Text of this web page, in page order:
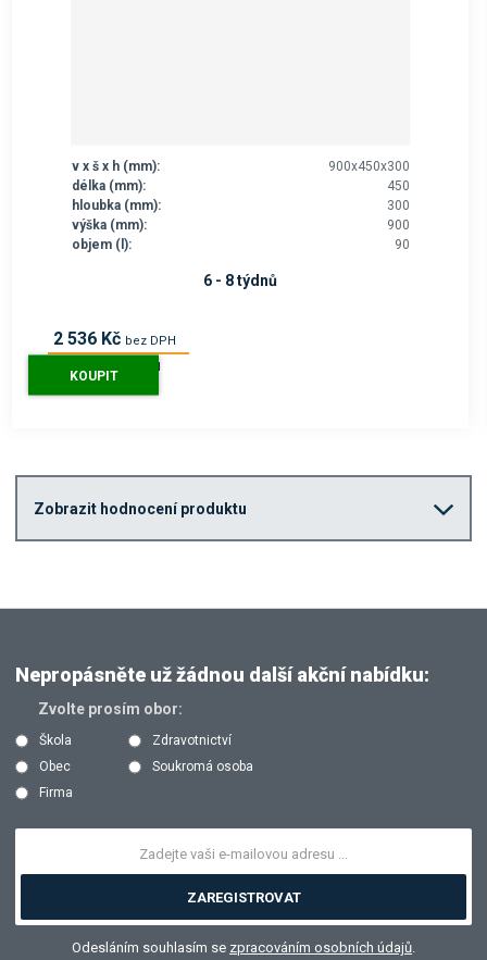
v x š x h (mm):
900x450x300
délka (mm):
450
hloubka (mm):
300
výška (mm):
900
objem (l):
90
2 536 Kč bez DPH
s DPH
6 - 8 týdnů
KOUPIT
Zobrazit hodnocení produktu
Nepropásněte už žádnou další akční nabídku:
Zvolte prosím obor:
Škola
Zdravotnictví
Obec
Soukromá osoba
Firma
ZAREGISTROVAT
Odesláním souhlasím se zpracováním osobních údajů